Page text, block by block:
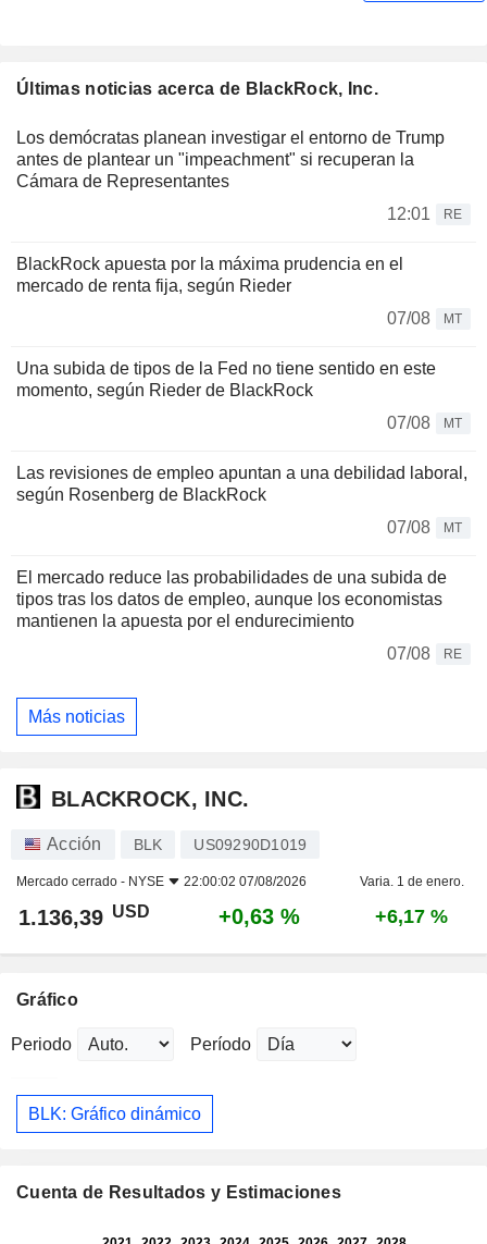
Últimas noticias acerca de BlackRock, Inc.
Los demócratas planean investigar el entorno de Trump
antes de plantear un "impeachment" si recuperan la
Cámara de Representantes
12:01
RE
BlackRock apuesta por la máxima prudencia en el
mercado de renta fija, según Rieder
07/08
MT
Una subida de tipos de la Fed no tiene sentido en este
momento, según Rieder de BlackRock
07/08
MT
Las revisiones de empleo apuntan a una debilidad laboral,
según Rosenberg de BlackRock
07/08
MT
El mercado reduce las probabilidades de una subida de
tipos tras los datos de empleo, aunque los economistas
mantienen la apuesta por el endurecimiento
07/08
RE
Más noticias
BLACKROCK, INC.
Acción BLK US09290D1019
Mercado cerrado - NYSE 22:00:02 07/08/2026 Varia. 1 de enero.
1.136,39 USD +0,63 % +6,17 %
Gráfico
Periodo Período
BLK: Gráfico dinámico
Cuenta de Resultados y Estimaciones